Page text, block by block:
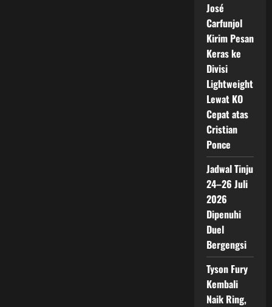
José
Carfunjol
Kirim Pesan
Keras ke
Divisi
Lightweight
Lewat KO
Cepat atas
Cristian
Ponce
Jadwal Tinju
24–26 Juli
2026
Dipenuhi
Duel
Bergengsi
Tyson Fury
Kembali
Naik Ring,